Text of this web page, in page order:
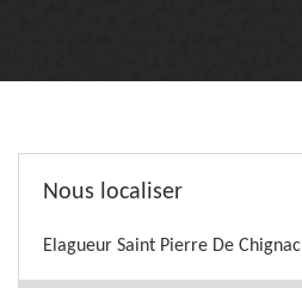
Nous localiser
Elagueur Saint Pierre De Chignac